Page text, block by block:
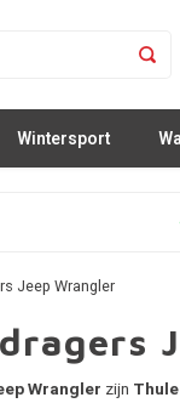
Wintersport
Jeep Wrangler
Wrangler zijn